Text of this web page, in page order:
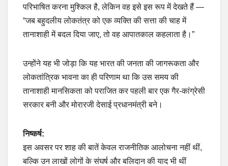
परिभाषित करना मुश्किल है, लेकिन वह इसे इस रूप में देखते हैं —
“जब बहुदलीय लोकतंत्र को एक व्यक्ति की सत्ता की चाह में
तानाशाही में बदल दिया जाए, तो वह आपातकाल कहलाता है।”
उन्होंने यह भी जोड़ा कि यह भारत की जनता की जागरूकता और
लोकतांत्रिक भावना का ही परिणाम था कि उस समय की
तानाशाही मानसिकता को पराजित कर पहली बार एक गैर-कांग्रेसी
सरकार बनी और मोरारजी देसाई प्रधानमंत्री बने।
निष्कर्ष:
इस अवसर पर शाह की बातें केवल राजनीतिक आलोचना नहीं थीं,
बल्कि उन लाखों लोगों के संघर्ष और बलिदान की याद भी थीं